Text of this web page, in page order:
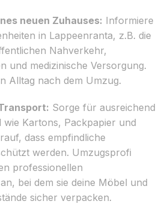
neuen Zuhauses: Informiere
in Lappeenranta, z.B. die
Nahverkehr,
und medizinische Versorgung.
Alltag nach dem Umzug.
Sorge für ausreichend
wie Kartons, Packpapier und
dass empfindliche
werden. Umzugsprofi
professionellen
bei dem sie deine Möbel und
sicher verpacken.